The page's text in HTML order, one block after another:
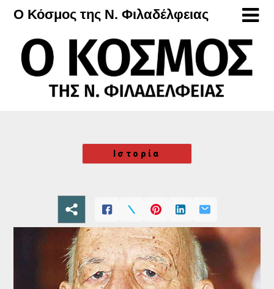
Μετάβαση
περιεχόμενο
Ο Κόσμος της Ν. Φιλαδέλφειας
Ιστορία